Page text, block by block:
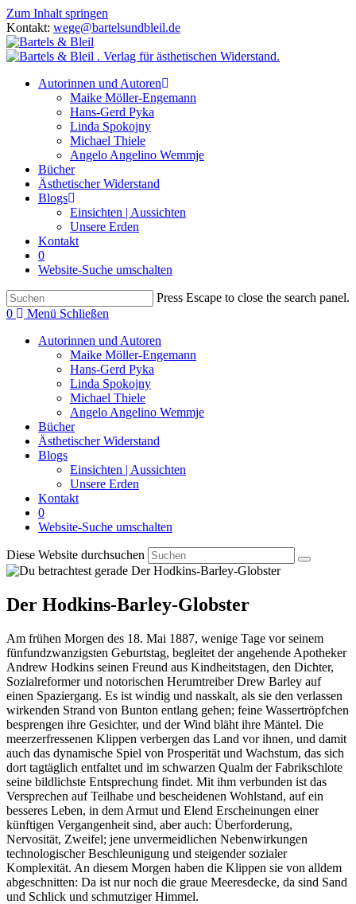
Zum Inhalt springen
Kontakt: wege@bartelsundbleil.de
Autorinnen und Autoren
Maike Möller-Engemann
Hans-Gerd Pyka
Linda Spokojny
Michael Thiele
Angelo Angelino Wemmje
Bücher
Ästhetischer Widerstand
Blogs
Einsichten | Aussichten
Unsere Erden
Kontakt
0
Website-Suche umschalten
Press Escape to close the search panel.
0
Menü Schließen
Autorinnen und Autoren
Maike Möller-Engemann
Hans-Gerd Pyka
Linda Spokojny
Michael Thiele
Angelo Angelino Wemmje
Bücher
Ästhetischer Widerstand
Blogs
Einsichten | Aussichten
Unsere Erden
Kontakt
0
Website-Suche umschalten
Diese Website durchsuchen
Der Hodkins-Barley-Globster
Am frühen Morgen des 18. Mai 1887, wenige Tage vor seinem
fünfundzwanzigsten Geburtstag, begleitet der angehende Apotheker
Andrew Hodkins seinen Freund aus Kindheitstagen, den Dichter,
Sozialreformer und notorischen Herumtreiber Drew Barley auf
einen Spaziergang. Es ist windig und nasskalt, als sie den verlassen
wirkenden Strand von Bunton entlang gehen; feine Wassertröpfchen
besprengen ihre Gesichter, und der Wind bläht ihre Mäntel. Die
meerzerfressenen Klippen verbergen das Land vor ihnen, und damit
auch das dynamische Spiel von Prosperität und Wachstum, das sich
dort tagtäglich entfaltet und im schwarzen Qualm der Fabrikschlote
seine bildlichste Entsprechung findet. Mit ihm verbunden ist das
Versprechen auf Teilhabe und bescheidenen Wohlstand, auf ein
besseres Leben, in dem Armut und Elend Erscheinungen einer
künftigen Vergangenheit sind, aber auch: Überforderung,
Nervosität, Zweifel; jene unvermeidlichen Nebenwirkungen
technologischer Beschleunigung und steigender sozialer
Komplexität. An diesem Morgen haben die Klippen sie von alldem
abgeschnitten: Da ist nur noch die graue Meeresdecke, da sind Sand
und Schlick und schmutziger Himmel.